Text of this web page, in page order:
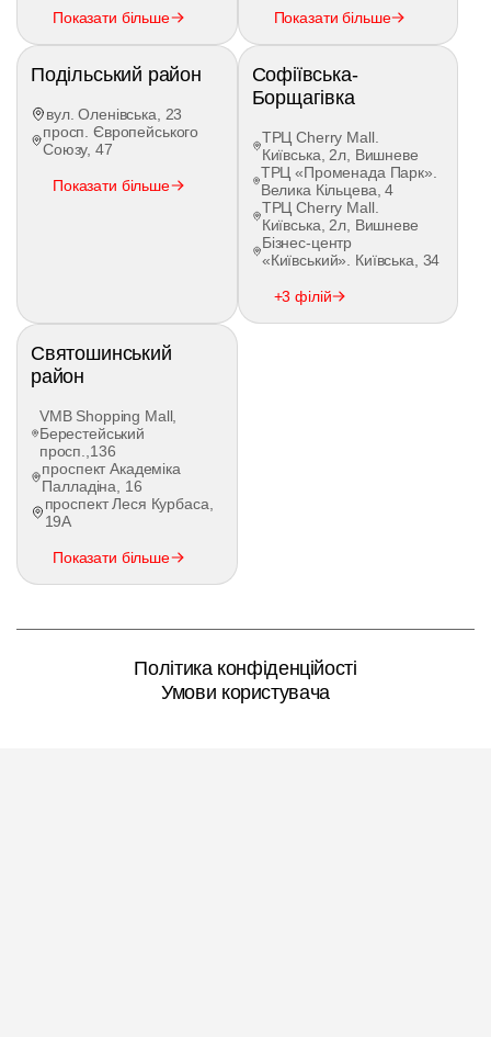
Показати більше Показати більше
Подільський район
вул. Оленівська, 23
просп. Європейського
Союзу, 47
Показати більше
Софіївська-
Борщагівка
ТРЦ Cherry Mall.
Київська, 2л, Вишневе
ТРЦ «Променада Парк».
Велика Кільцева, 4
ТРЦ Cherry Mall.
Київська, 2л, Вишневе
Бізнес-центр
«Київський». Київська, 34
+3 філій
Святошинський
район
VMB Shopping Mall,
Берестейський
просп.,136
проспект Академіка
Палладіна, 16
проспект Леся Курбаса,
19А
Показати більше
Політика конфіденційості
Умови користувача